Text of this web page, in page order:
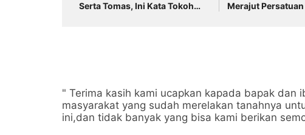
Serta Tomas, Ini Kata Tokoh
Merajut Persatuan
" Terima kasih kami ucapkan kapada bapak
masyarakat yang sudah merelakan tanahnya
ini,dan tidak banyak yang bisa kami berikan